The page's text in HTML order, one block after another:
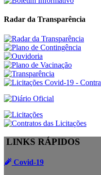
Radar da Transparência
LINKS RÁPIDOS
Covid-19